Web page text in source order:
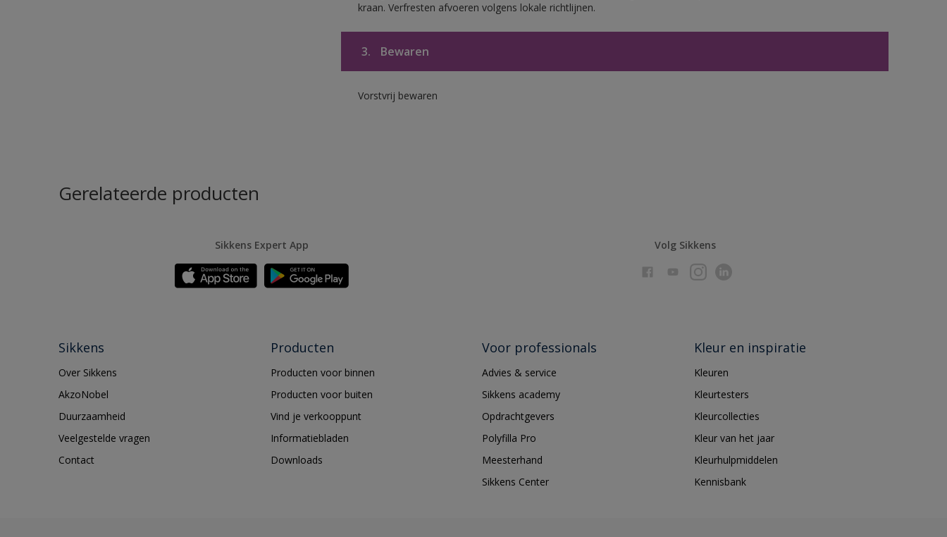
kraan. Verfresten afvoeren volgens lokale richtlijnen.
3. Bewaren
Vorstvrij bewaren
Gerelateerde producten
Sikkens Expert App Volg Sikkens
Sikkens
Over Sikkens
AkzoNobel
Duurzaamheid
Veelgestelde vragen
Contact
Producten
Producten voor binnen
Producten voor buiten
Vind je verkooppunt
Informatiebladen
Downloads
Voor professionals
Advies & service
Sikkens academy
Opdrachtgevers
Polyfilla Pro
Meesterhand
Sikkens Center
Kleur en inspiratie
Kleuren
Kleurtesters
Kleurcollecties
Kleur van het jaar
Kleurhulpmiddelen
Kennisbank